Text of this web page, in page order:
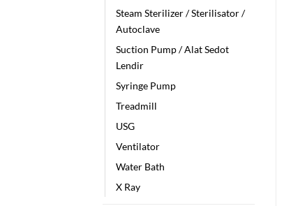
Steam Sterilizer / Sterilisator /
Autoclave
Suction Pump / Alat Sedot
Lendir
Syringe Pump
Treadmill
USG
Ventilator
Water Bath
X Ray
Harga Patient
Monitor Murah
Terbaru